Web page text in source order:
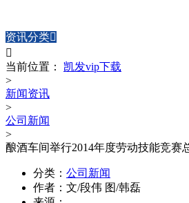
资讯分类

当前位置：
凯发vip下载
>
新闻资讯
>
公司新闻
>
酿酒车间举行2014年度劳动技能竞赛
分类： 公司新闻
作者： 文/段伟 图/韩磊